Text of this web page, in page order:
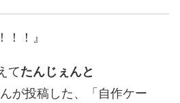
！！』
てたんじぇんと
が投稿した、「自作ケー